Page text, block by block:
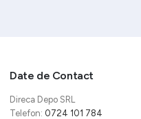
Date de Contact
Direca Depo SRL
Telefon: 0724 101 784